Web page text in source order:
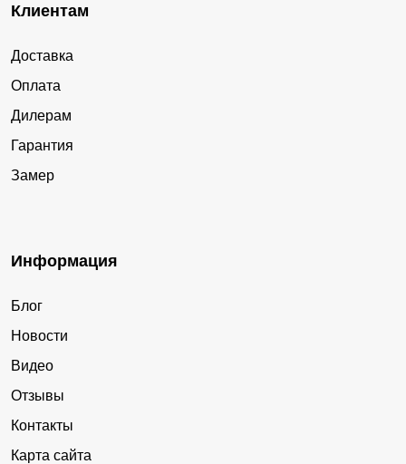
Клиентам
Доставка
Оплата
Дилерам
Гарантия
Замер
Информация
Блог
Новости
Видео
Отзывы
Контакты
Карта сайта